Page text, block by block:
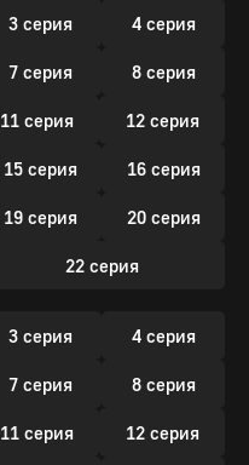
3 серия 4 серия
7 серия 8 серия
11 серия 12 серия
15 серия 16 серия
19 серия 20 серия
22 серия
3 серия 4 серия
7 серия 8 серия
11 серия 12 серия